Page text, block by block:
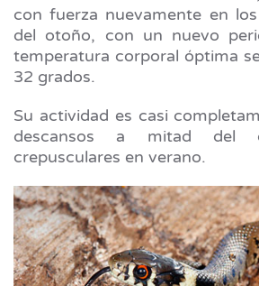
con fuerza nuevamente en
del otoño, con un nuevo
temperatura corporal óptima
32 grados.
Su actividad es casi
descansos a mitad del
crepusculares en verano.